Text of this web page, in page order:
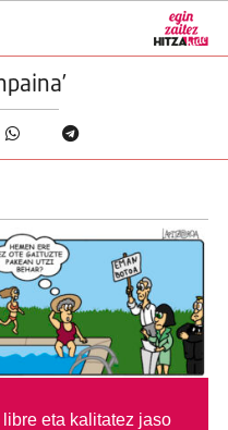
eta kalitatez jaso